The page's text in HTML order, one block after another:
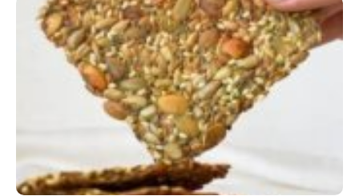
Comer Bem: Cracker De Sementes